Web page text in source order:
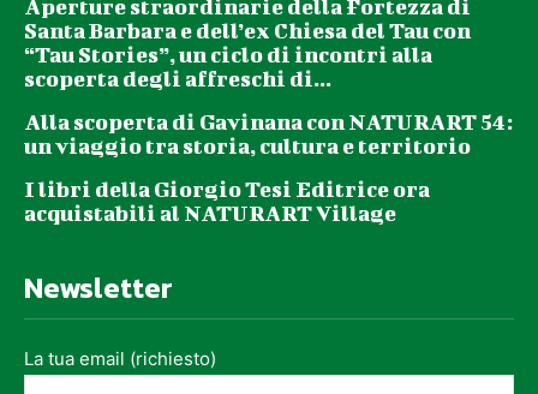
Aperture straordinarie della Fortezza di
Santa Barbara e dell’ex Chiesa del Tau con
“Tau Stories”, un ciclo di incontri alla
scoperta degli affreschi di...
Alla scoperta di Gavinana con NATURART 54:
un viaggio tra storia, cultura e territorio
I libri della Giorgio Tesi Editrice ora
acquistabili al NATURART Village
Newsletter
La tua email (richiesto)